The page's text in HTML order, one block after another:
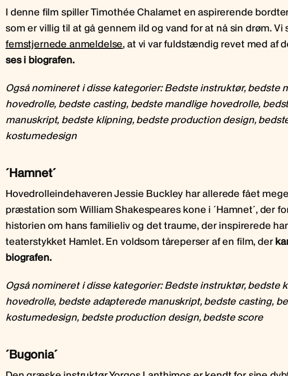
I denne film spiller Timothée Chalamet en aspirerende
som er villig til at gå gennem ild og vand for at nå sin drøm. Vi
femstjernede anmeldelse, at vi var fuldstændig revet med af
ses i biografen.
Også nomineret i disse kategorier: Bedste instruktør, bedste
hovedrolle, bedste casting, bedste mandlige hovedrolle,
manuskript, bedste klipning, bedste production design,
kostumedesign
´Hamnet´
Hovedrolleindehaveren Jessie Buckley har allerede fået
præstation som William Shakespeares kone i ´Hamnet´, der
historien om hans familieliv og det traume, der inspirerede
teaterstykket Hamlet. En voldsom tåreperser af en film, der
biografen.
Også nomineret i disse kategorier: Bedste instruktør, bedste
hovedrolle, bedste adapterede manuskript, bedste casting,
kostumedesign, bedste production design, bedste score
´Bugonia´